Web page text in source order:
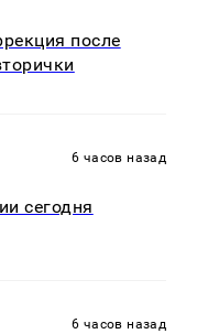
после
6 часов назад
сегодня
6 часов назад